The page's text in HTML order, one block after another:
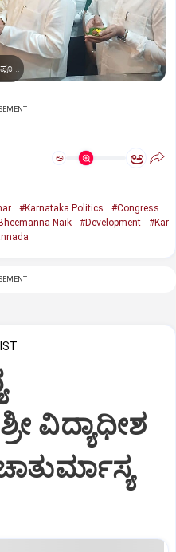
ಪ್ರಸಿದ್ಧ ಶ್ರೀ ಮಾರಿಕಾಂಬಾ ದೇವಿಗೆ ವಿಶೇಷ ಪೂಜೆ ಸಲ್ಲಿಸಿದ ಶಾಸಕ ಲಕ್ಷ್ಮಣ ಸವದಿ
ಅ ಅ
#Karnataka Politics
#Congress
Naik #Development
#Kar
ವಿದ್ಯಾಧೀಶ